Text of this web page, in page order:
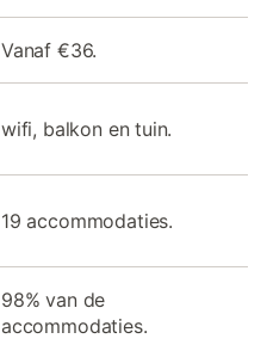
Vanaf €36.
wifi, balkon en tuin.
19 accommodaties.
98% van de
accommodaties.